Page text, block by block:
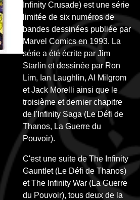
Infinity Crusade) est une série
limitée de six numéros de
bandes dessinées publiée par
Marvel Comics en 1993. La
série a été écrite par Jim
Starlin et dessinée par Ron
Lim, Ian Laughlin, Al Milgrom
et Jack Morelli ainsi que le
troisième et dernier chapitre
de l'Infinity Saga (Le Défi de
Thanos, La Guerre du
Pouvoir).
C'est une suite de The Infinity
Gauntlet (Le Défi de Thanos)
et The Infinity War (La Guerre
du Pouvoir), tous deux de la